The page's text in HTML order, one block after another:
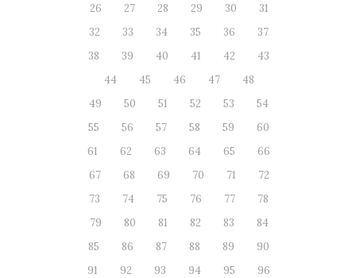
26
27 28 29 30
31
32
33 34 35 36
37
38
39 40 41 42
43
44
45 46 47
48
49
50 51 52 53
54
55
56 57 58 59
60
61
62 63 64 65
66
67
68 69 70 71
72
73
74 75 76 77
78
79
80 81 82 83
84
85
86 87 88 89
90
91
92 93 94 95
96